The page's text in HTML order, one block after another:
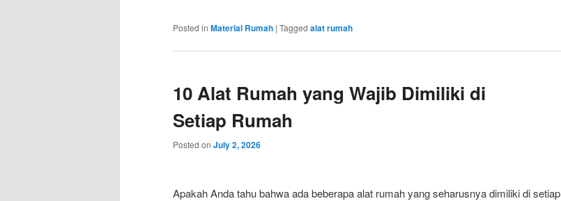
Posted in Material Rumah | Tagged alat rumah
10 Alat Rumah yang Wajib Dimiliki di
Setiap Rumah
Posted on July 2, 2026
Apakah Anda tahu bahwa ada beberapa alat rumah yang seharusnya dimiliki di setiap